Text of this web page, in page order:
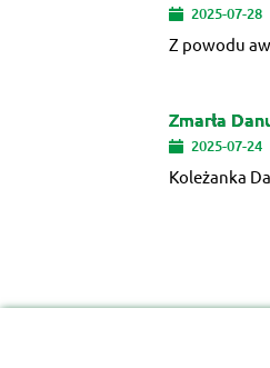
2025-07-28
Z powodu
Zmarła
2025-07-24
Koleżanka